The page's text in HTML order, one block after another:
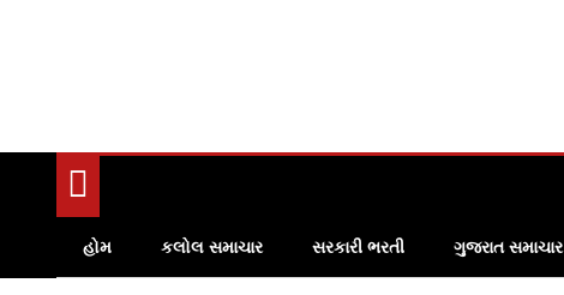
હોમ કલોલ સમાચાર સરકારી ભરતી ગુજરાત સમાચાર